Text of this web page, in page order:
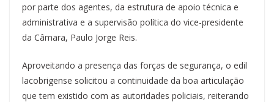
por parte dos agentes, da estrutura de apoio técnica e
administrativa e a supervisão política do vice-presidente
da Câmara, Paulo Jorge Reis.
Aproveitando a presença das forças de segurança, o edil
lacobrigense solicitou a continuidade da boa articulação
que tem existido com as autoridades policiais, reiterando